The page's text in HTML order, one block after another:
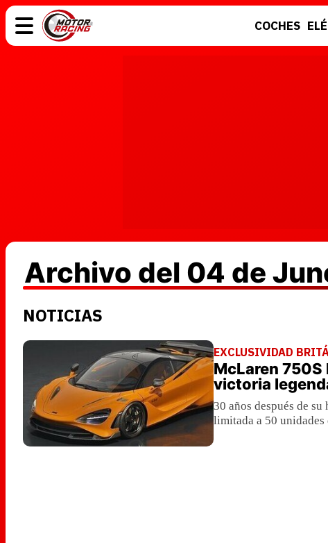
COCHES
Archivo del 04 de
NOTICIAS
EXCLUSIVIDAD
McLaren
victoria
30 años después de
limitada a 50